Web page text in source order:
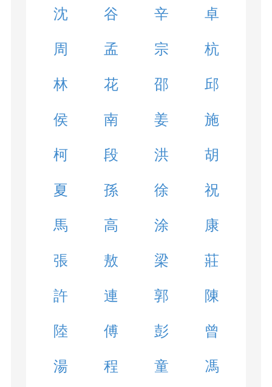
沈 谷 辛 卓
周 孟 宗 杭
林 花 邵 邱
侯 南 姜 施
柯 段 洪 胡
夏 孫 徐 祝
馬 高 涂 康
張 敖 梁 莊
許 連 郭 陳
陸 傅 彭 曾
湯 程 童 馮